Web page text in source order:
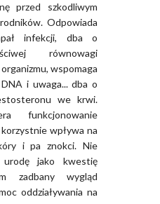
przed szkodliwym
Odpowiada
infekcji, dba o
równowagi
wspomaga
i uwaga... dba o
we krwi.
funkcjonowanie
wpływa na
i pa znokci. Nie
jako kwestię
zadbany wygląd
oddziaływania na